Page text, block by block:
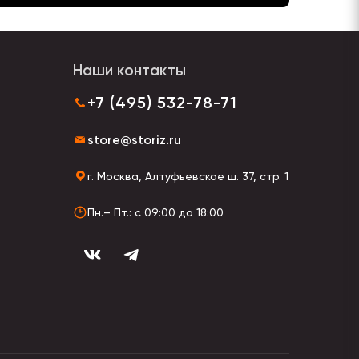
Наши контакты
+7 (495) 532-78-71
store@storiz.ru
г. Москва, Алтуфьевское ш. 37, стр. 1
Пн.– Пт.: с 09:00 до 18:00